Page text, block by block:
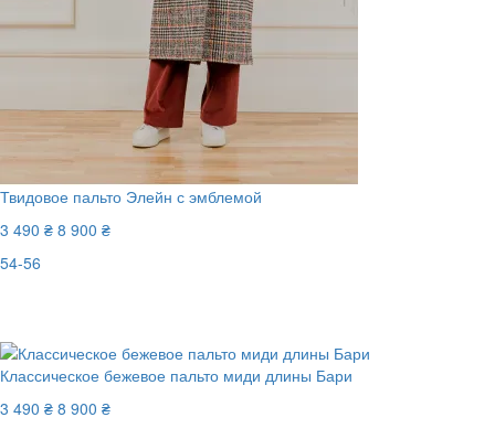
Твидовое пальто Элейн с эмблемой
3 490 ₴ 8 900 ₴
54-56
Классическое бежевое пальто миди длины Бари
3 490 ₴ 8 900 ₴